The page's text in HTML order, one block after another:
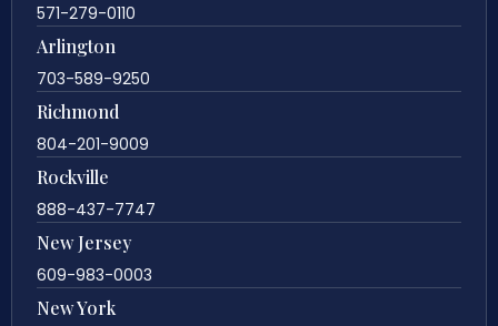
571-279-0110
Arlington
703-589-9250
Richmond
804-201-9009
Rockville
888-437-7747
New Jersey
609-983-0003
New York